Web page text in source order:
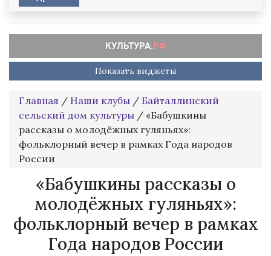
Показать виджеты
Главная / Наши клубы / Байталлинский
сельский дом культуры / «Бабушкины
рассказы о молодёжных гуляньях»:
фольклорный вечер в рамках Года народов
России
«Бабушкины рассказы о
молодёжных гуляньях»:
фольклорный вечер в рамках
Года народов России